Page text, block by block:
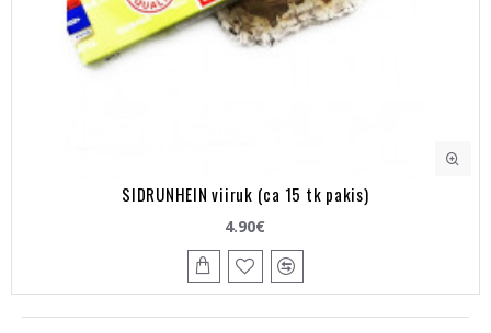
SIDRUNHEIN viiruk (ca 15 tk pakis)
4.90€